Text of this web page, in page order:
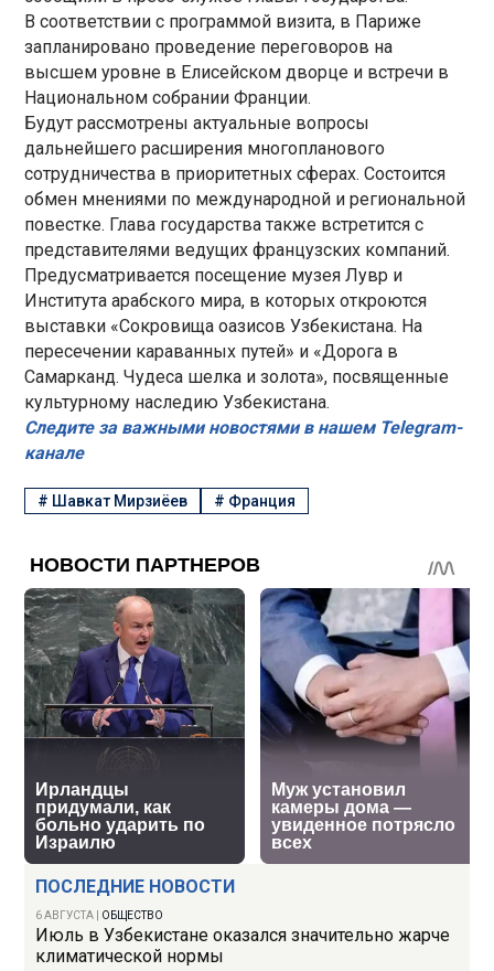
ПОСЛЕДНИЕ НОВОСТИ
6 АВГУСТА ОБЩЕСТВО
Июль в Узбекистане оказался значительно жарче
климатической нормы
В соответствии с программой визита, в Париже
запланировано проведение переговоров на
высшем уровне в Елисейском дворце и встречи в
Национальном собрании Франции.
Будут рассмотрены актуальные вопросы
дальнейшего расширения многопланового
сотрудничества в приоритетных сферах. Состоится
обмен мнениями по международной и региональной
повестке. Глава государства также встретится с
представителями ведущих французских компаний.
Предусматривается посещение музея Лувр и
Института арабского мира, в которых откроются
выставки «Сокровища оазисов Узбекистана. На
пересечении караванных путей» и «Дорога в
Самарканд. Чудеса шелка и золота», посвященные
культурному наследию Узбекистана.
Следите за важными новостями в нашем Telegram-
канале
# Шавкат Мирзиёев # Франция